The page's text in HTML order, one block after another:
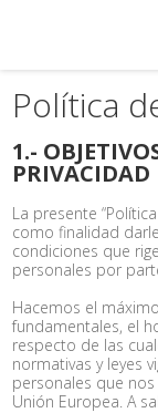
Política
1.-
PRIVACIDAD
La presente
como finalidad
condiciones que
personales por parte
Hacemos el
fundamentales, el
respecto de las
normativas y leyes
personales que
Unión Europea. A